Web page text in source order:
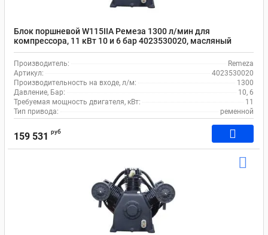
Блок поршневой W115IIA Ремеза 1300 л/мин для
компрессора, 11 кВт 10 и 6 бар 4023530020, масляный
Производитель:
Remeza
Артикул:
4023530020
Производительность на входе, л/м:
1300
Давление, Бар:
10, 6
Требуемая мощность двигателя, кВт:
11
Тип привода:
ременной
159 531 руб